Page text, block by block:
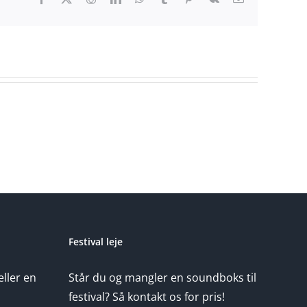
en
Festival leje
Står du og mangler en soundboks til
festival? Så kontakt os for pris!